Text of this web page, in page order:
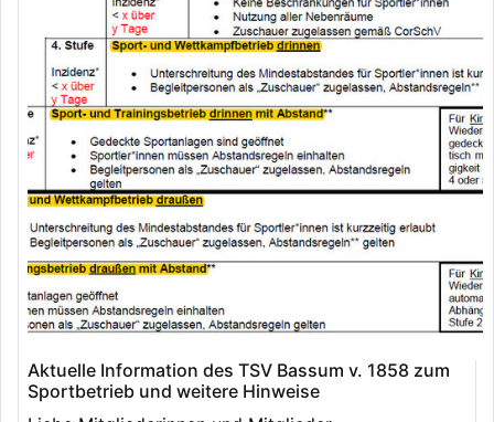
Aktuelle Information des TSV Bassum v. 1858 zum
Sportbetrieb und weitere Hinweise